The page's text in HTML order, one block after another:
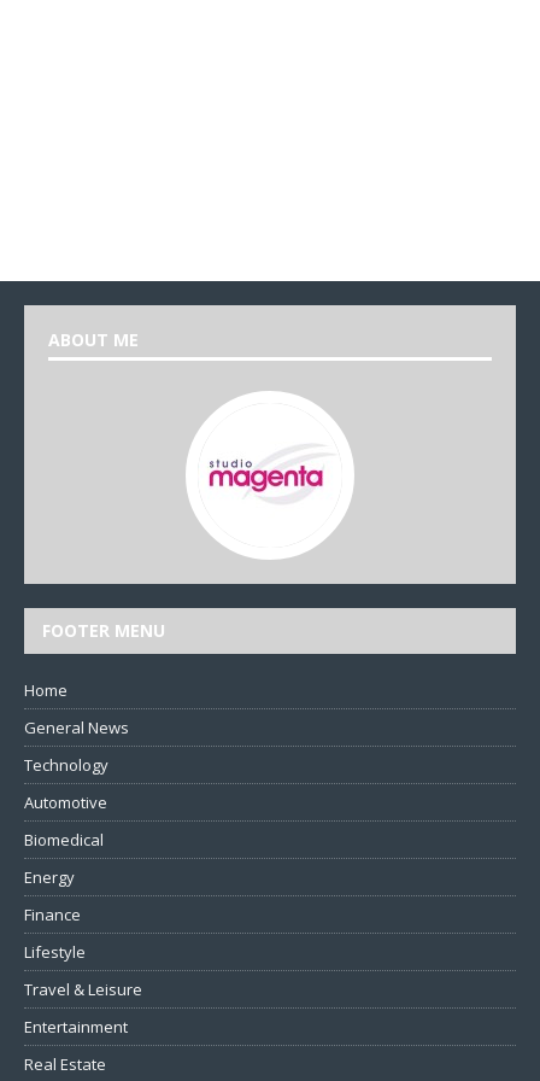
ABOUT ME
FOOTER MENU
Home
General News
Technology
Automotive
Biomedical
Energy
Finance
Lifestyle
Travel & Leisure
Entertainment
Real Estate